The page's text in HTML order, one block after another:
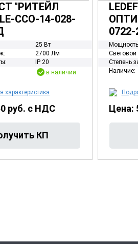
"РИТЕЙЛ
ССО-14-028-
25 Вт
2700 Лм
IP 20
в наличии
характеристика
руб. с НДС
Световой
Степень
Наличие:
Цена: